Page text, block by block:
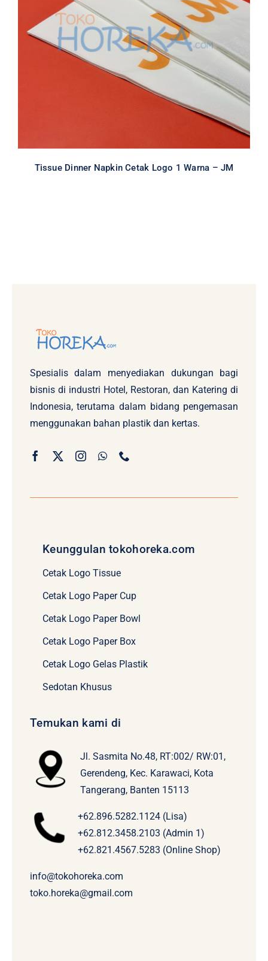
Tissue Dinner Napkin Cetak Logo 1
Warna – JM
Cetak Logo Tissue Special Item Tissue Tissue
Dinner Napkin
Tissue Dinner Napkin Cetak Logo 1 Warna – JM
Spesialis dalam menyediakan dukungan bagi
bisnis di industri Hotel, Restoran, dan Katering di
Indonesia, terutama dalam bidang pengemasan
menggunakan bahan plastik dan kertas.
Keunggulan tokohoreka.com
Cetak Logo Tissue
Cetak Logo Paper Cup
Cetak Logo Paper Bowl
Cetak Logo Paper Box
Cetak Logo Gelas Plastik
Sedotan Khusus
Temukan kami di
Jl. Sasmita No.48, RT:002/ RW:01,
Gerendeng, Kec. Karawaci, Kota
Tangerang, Banten 15113
+62.896.5282.1124 (Lisa)
+62.812.3458.2103 (Admin 1)
+62.821.4567.5283 (Online Shop)
info@tokohoreka.com
toko.horeka@gmail.com